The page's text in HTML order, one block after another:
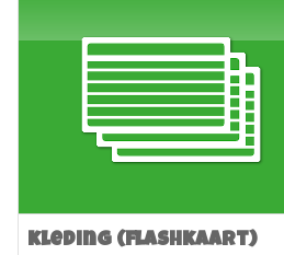
kleding (flashkaart)